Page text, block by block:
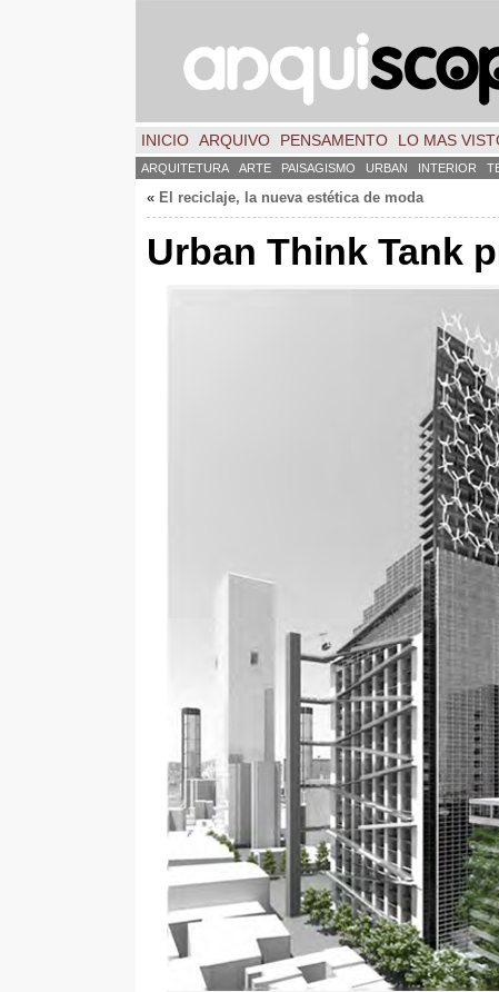
INICIO ARQUIVO PENSAMENTO LO MAS
ARQUITETURA ARTE PAISAGISMO URBAN INTERIOR
« El reciclaje, la nueva estética de moda
Urban Think Tank